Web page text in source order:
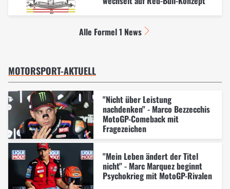
Alle Formel 1 News
MOTORSPORT-AKTUELL
"Nicht über Leistung
nachdenken" - Marco Bezzecchis
MotoGP-Comeback mit
Fragezeichen
"Mein Leben ändert der Titel
nicht" - Marc Marquez beginnt
Psychokrieg mit MotoGP-Rivalen